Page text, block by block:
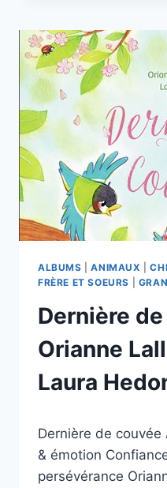
BÉBÉS
ANIMAUX
ALBUMS |ANIMAUX |
FRÈRE ET SOEURS
Dernière
Orianne
Laura
Dernière de
& émotion
persévérance